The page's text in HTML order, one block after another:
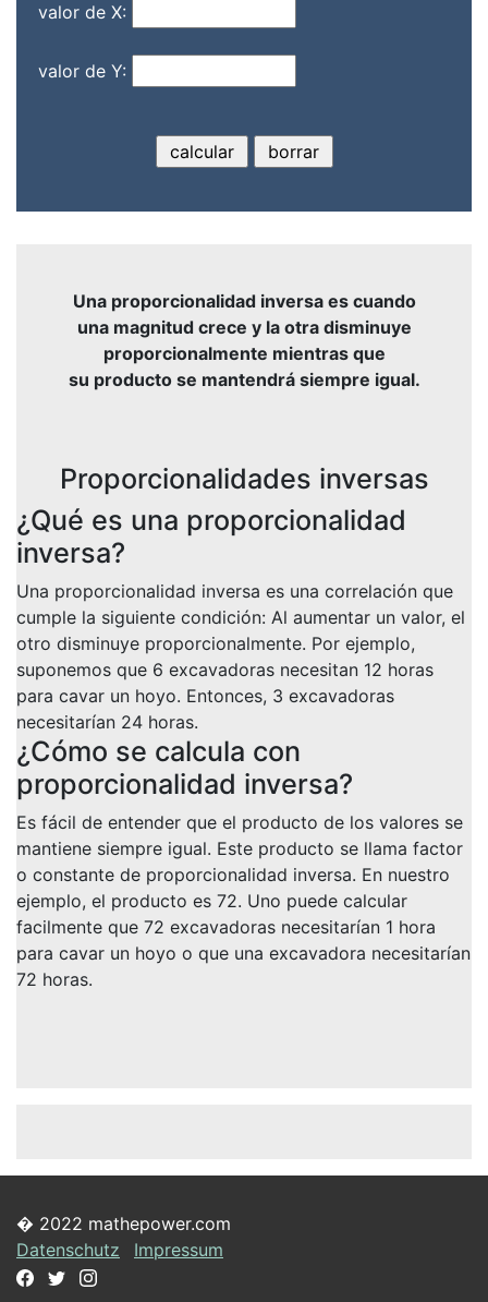
valor de X:
valor de Y:
Una proporcionalidad inversa es cuando
una magnitud crece y la otra disminuye
proporcionalmente mientras que
su producto se mantendrá siempre igual.
Proporcionalidades inversas
¿Qué es una proporcionalidad
inversa?
Una proporcionalidad inversa es una correlación que
cumple la siguiente condición: Al aumentar un valor, el
otro disminuye proporcionalmente. Por ejemplo,
suponemos que 6 excavadoras necesitan 12 horas
para cavar un hoyo. Entonces, 3 excavadoras
necesitarían 24 horas.
¿Cómo se calcula con
proporcionalidad inversa?
Es fácil de entender que el producto de los valores se
mantiene siempre igual. Este producto se llama factor
o constante de proporcionalidad inversa. En nuestro
ejemplo, el producto es 72. Uno puede calcular
facilmente que 72 excavadoras necesitarían 1 hora
para cavar un hoyo o que una excavadora necesitarían
72 horas.
� 2022 mathepower.com
Datenschutz
Impressum